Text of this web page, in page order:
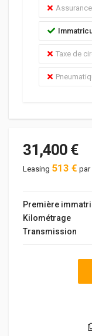
Taxe de
31,400 €
Leasing 513 € par
Première
Kilométrage
Transmission